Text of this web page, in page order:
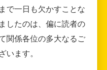
で一日も欠かすことな
したのは、偏に読者の
関係各位の多大なるご
います。